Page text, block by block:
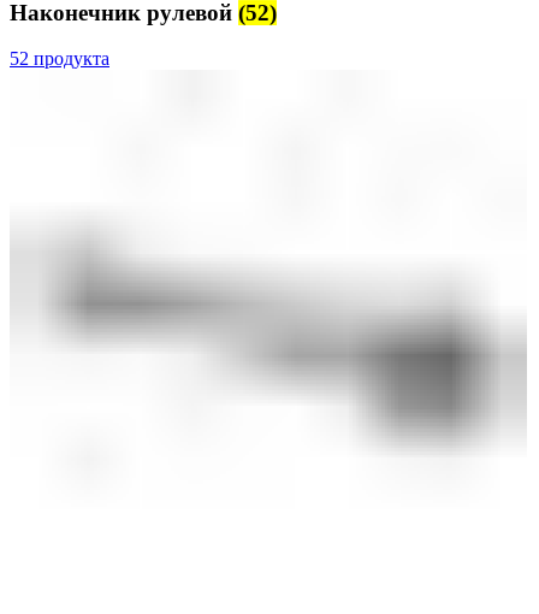
Наконечник рулевой (52)
52 продукта